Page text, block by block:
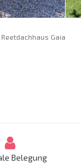
Reetdachhaus Gaia
Belegung